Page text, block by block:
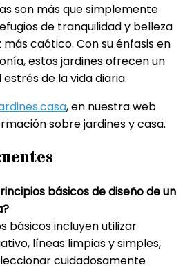
son más que simplemente
de tranquilidad y belleza
caótico. Con su énfasis en
estos jardines ofrecen un
de la vida diaria.
, en nuestra web
sobre jardines y casa.
básicos de diseño de un
básicos incluyen utilizar
líneas limpias y simples,
cuidadosamente